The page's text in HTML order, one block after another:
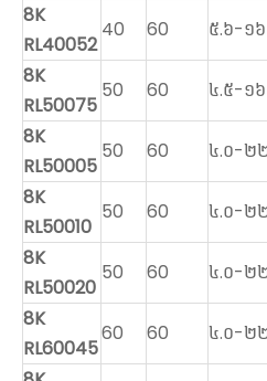
8K
RL40052
40 60 ៥.៦-១៦
8K
RL50075
50 60 ៤.៥-១៦
8K
RL50005
50 60 ៤.០-២
8K
RL50010
50 60 ៤.០-២
8K
RL50020
50 60 ៤.០-២
8K
RL60045
60 60 ៤.០-២